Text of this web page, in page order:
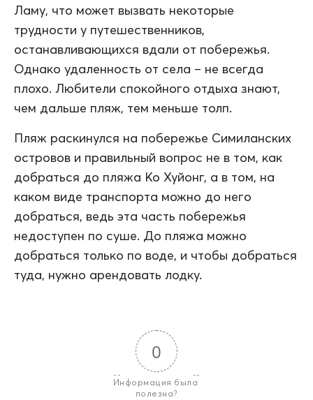
Ламу, что может вызвать некоторые
трудности у путешественников,
останавливающихся вдали от побережья.
Однако удаленность от села – не всегда
плохо. Любители спокойного отдыха знают,
чем дальше пляж, тем меньше толп.
Пляж раскинулся на побережье Симиланских
островов и правильный вопрос не в том, как
добраться до пляжа Ко Хуйонг, а в том, на
каком виде транспорта можно до него
добраться, ведь эта часть побережья
недоступен по суше. До пляжа можно
добраться только по воде, и чтобы добраться
туда, нужно арендовать лодку.
0
Информация была
полезна?